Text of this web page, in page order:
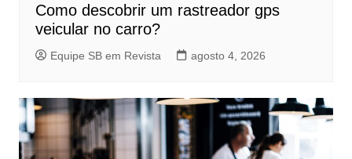
Como descobrir um rastreador gps
veicular no carro?
Equipe SB em Revista agosto 4, 2026